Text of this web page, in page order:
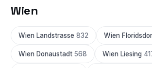
Wien
Wien Landstrasse 832 Wien
Wien Donaustadt 568 Wien Liesing